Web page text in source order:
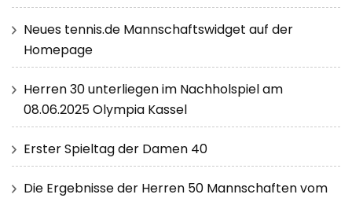
Neues tennis.de Mannschaftswidget auf der
Homepage
Herren 30 unterliegen im Nachholspiel am
08.06.2025 Olympia Kassel
Erster Spieltag der Damen 40
Die Ergebnisse der Herren 50 Mannschaften vom